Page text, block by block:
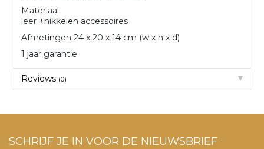
Materiaal
leer +nikkelen accessoires
Afmetingen 24 x 20 x 14 cm (w x h x d)
1 jaar garantie
Reviews (0)
SCHRIJF JE IN VOOR DE NIEUWSBRIEF